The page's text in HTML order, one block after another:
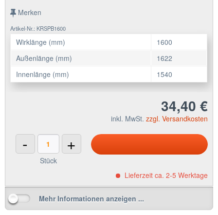
Merken
Artikel-Nr.: KRSPB1600
Wirklänge (mm)
1600
Außenlänge (mm)
1622
Innenlänge (mm)
1540
34,40 €
inkl. MwSt. zzgl. Versandkosten
- +
Stück
Lieferzeit ca. 2-5 Werktage
Mehr Informationen anzeigen ...